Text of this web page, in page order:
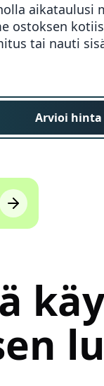
aikataulusi
ostoksen
tai nauti
Arvioi hinta